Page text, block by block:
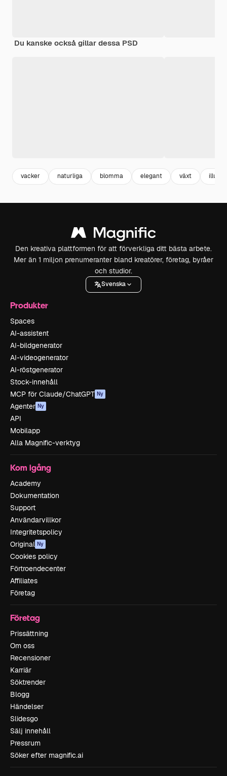
Du kanske också gillar dessa PSD
vacker naturliga blomma elegant växt
Den kreativa plattformen för att förverkliga ditt bästa arbete.
Mer än 1 miljon prenumeranter bland kreatörer, företag, byråer
och studior.
Svenska
Produkter
Spaces
AI-assistent
AI-bildgenerator
AI-videogenerator
AI-röstgenerator
Stock-innehåll
MCP för Claude/ChatGPT Ny
Agenter Ny
API
Mobilapp
Alla Magnific-verktyg
Kom igång
Academy
Dokumentation
Support
Användarvillkor
Integritetspolicy
Original Ny
Cookies policy
Förtroendecenter
Affiliates
Företag
Företag
Prissättning
Om oss
Recensioner
Karriär
Söktrender
Blogg
Händelser
Slidesgo
Sälj innehåll
Pressrum
Söker efter magnific.ai